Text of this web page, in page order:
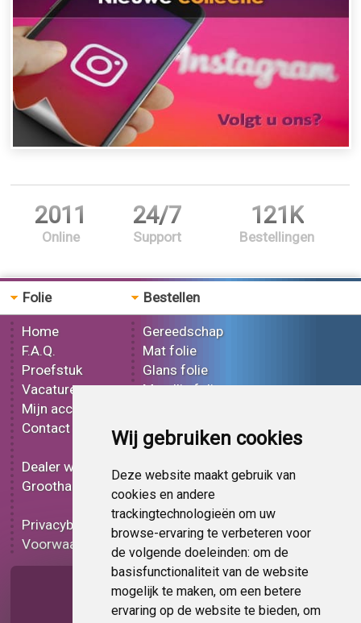
Wij gebruiken cookies
Deze website maakt gebruik van
cookies en andere
trackingtechnologieën om uw
browse-ervaring te verbeteren voor
de volgende doeleinden: om de
basisfunctionaliteit van de website
mogelijk te maken, om een betere
ervaring op de website te bieden, om
2011
Online
24/7
Support
121K
Bestellingen
Folie
Home
F.A.Q.
Proefstuk
Vacatures
Mijn account
Contact
Dealer worden
Groothandel
Privacybeleid
Voorwaarden
Bestellen
Gereedschap
Mat folie
Glans folie
Metallic folie
Effect folie
Bedrukt folie
Carbon folie
Tint folie
Functionele folie
Folie korting
Op bestelling
Pagina delen